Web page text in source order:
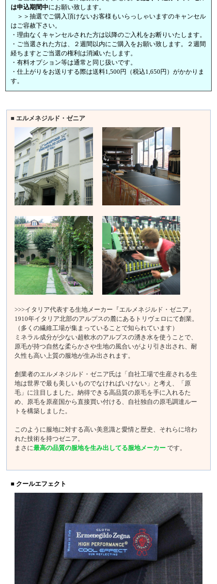
は申込期間中にお願い致します。
＞＞抽選でご購入頂けないお客様もいらっしゃいますのキャンセル
はご容赦下さい。
・理由なくキャンセルされた方は以降のご入札をお断りいたします。
・ご当選された方は、２週間以内にご購入をお願い致します。２週間
経ちますとご当選の権利は消滅いたします。
・有料オプション等は通常と同じ扱いです。
・仕上がりをお送りする際は送料1,500円（税込1,650円）がかかりま
す。
■ エルメネジルド・ゼニア
>>>イタリア代表する生地メーカー『エルメネジルド・ゼニア』
1910年イタリア北部のアルプスの麓にあるトリヴェロにて創業。
（多くの繊維工場が集まっていることで知られています）
ミネラル成分が少ない超軟水のアルプスの湧き水を使うことで、
原毛が持つ自然な柔らかさや生地の風合いがより引き出され、耐
久性も高い上質の服地が生み出されます。
創業者のエルメネジルド・ゼニア氏は「自社工場で生産される生
地は世界で最も美しいものでなければいけない」と考え、「原
毛」に注目しました。納得できる高品質の原毛を手に入れるた
め、原毛を原産国から直接買い付ける、自社独自の原毛調達ルー
トを構築しました。
このように服地に対する高い美意識と愛情と歴史、それらに培わ
れた技術を持つゼニア。
まさに最高の品質の服地を生み出してる服地メーカー です。
■ クールエフェクト